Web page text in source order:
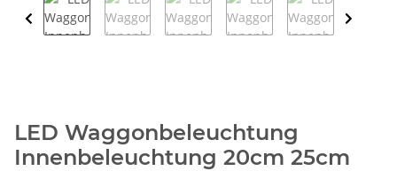
LED Waggonbeleuchtung
Innenbeleuchtung 20cm 25cm